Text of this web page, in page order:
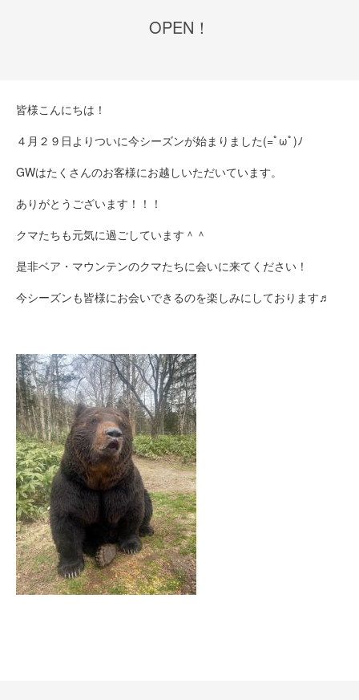
OPEN！
皆様こんにちは！
４月２９日よりついに今シーズンが始まりました(=ﾟωﾟ)ﾉ
GWはたくさんのお客様にお越しいただいています。
ありがとうございます！！！
クマたちも元気に過ごしています＾＾
是非ベア・マウンテンのクマたちに会いに来てください！
今シーズンも皆様にお会いできるのを楽しみにしております♬